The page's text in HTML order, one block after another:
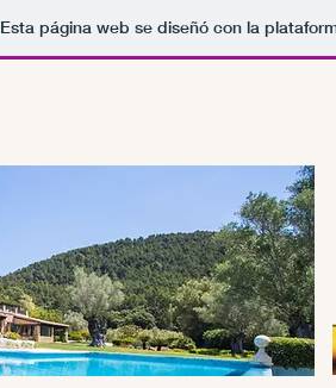
Esta página web se diseñó con la